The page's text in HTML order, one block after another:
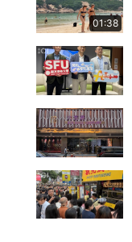
01:38